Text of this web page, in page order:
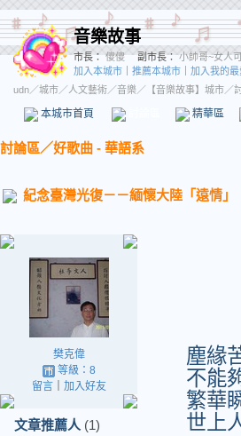
音樂故事
市長： 傻傻 副市長： 小帥哥~女人
加入本城市
推薦本城市 加入我的最
udn／城市／人文藝術／音樂／ 【音樂故事】城市／
本城市首頁 精華區
討論區／好歌曲 - 華語系
紀念臺灣光復－－緬懷大陸「遠情」
樊克偉
等級：8
留言｜ 加入好友
文章推薦人 (1)
塵緣
不能
繁華
世上